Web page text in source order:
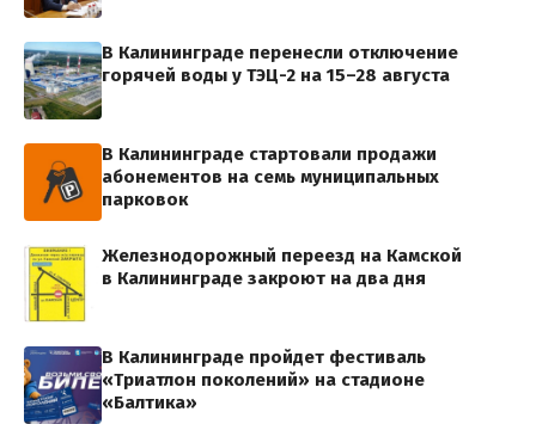
В Калининграде перенесли отключение
горячей воды у ТЭЦ-2 на 15–28 августа
В Калининграде стартовали продажи
абонементов на семь муниципальных
парковок
Железнодорожный переезд на Камской
в Калининграде закроют на два дня
В Калининграде пройдет фестиваль
«Триатлон поколений» на стадионе
«Балтика»